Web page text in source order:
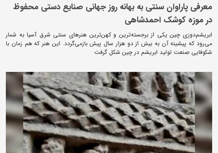
معرفی پاراوان سنتی به بهانه روز جهانی صنایع دستی محفوظ
در موزه کوشک احمدشاهی
ابریشم‌دوزی چین یکی از برجسته‌ترین و کهن‌ترین هنرهای سنتی شرق آسیا به شمار
می‌رود که پیشینه آن به بیش از دو هزار سال پیش بازمی‌گردد. این هنر که هم ‌زمان با
شکوفایی صنعت تولید ابریشم در چین شکل گرفت